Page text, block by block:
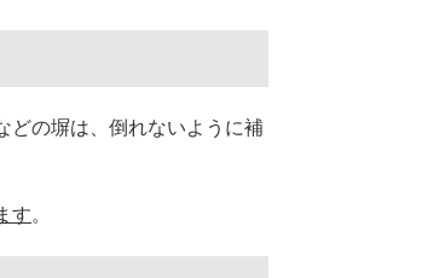
どの塀は、倒れないように補
す。